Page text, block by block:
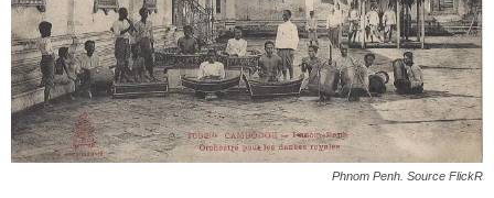
Phnom Penh. Source FlickR